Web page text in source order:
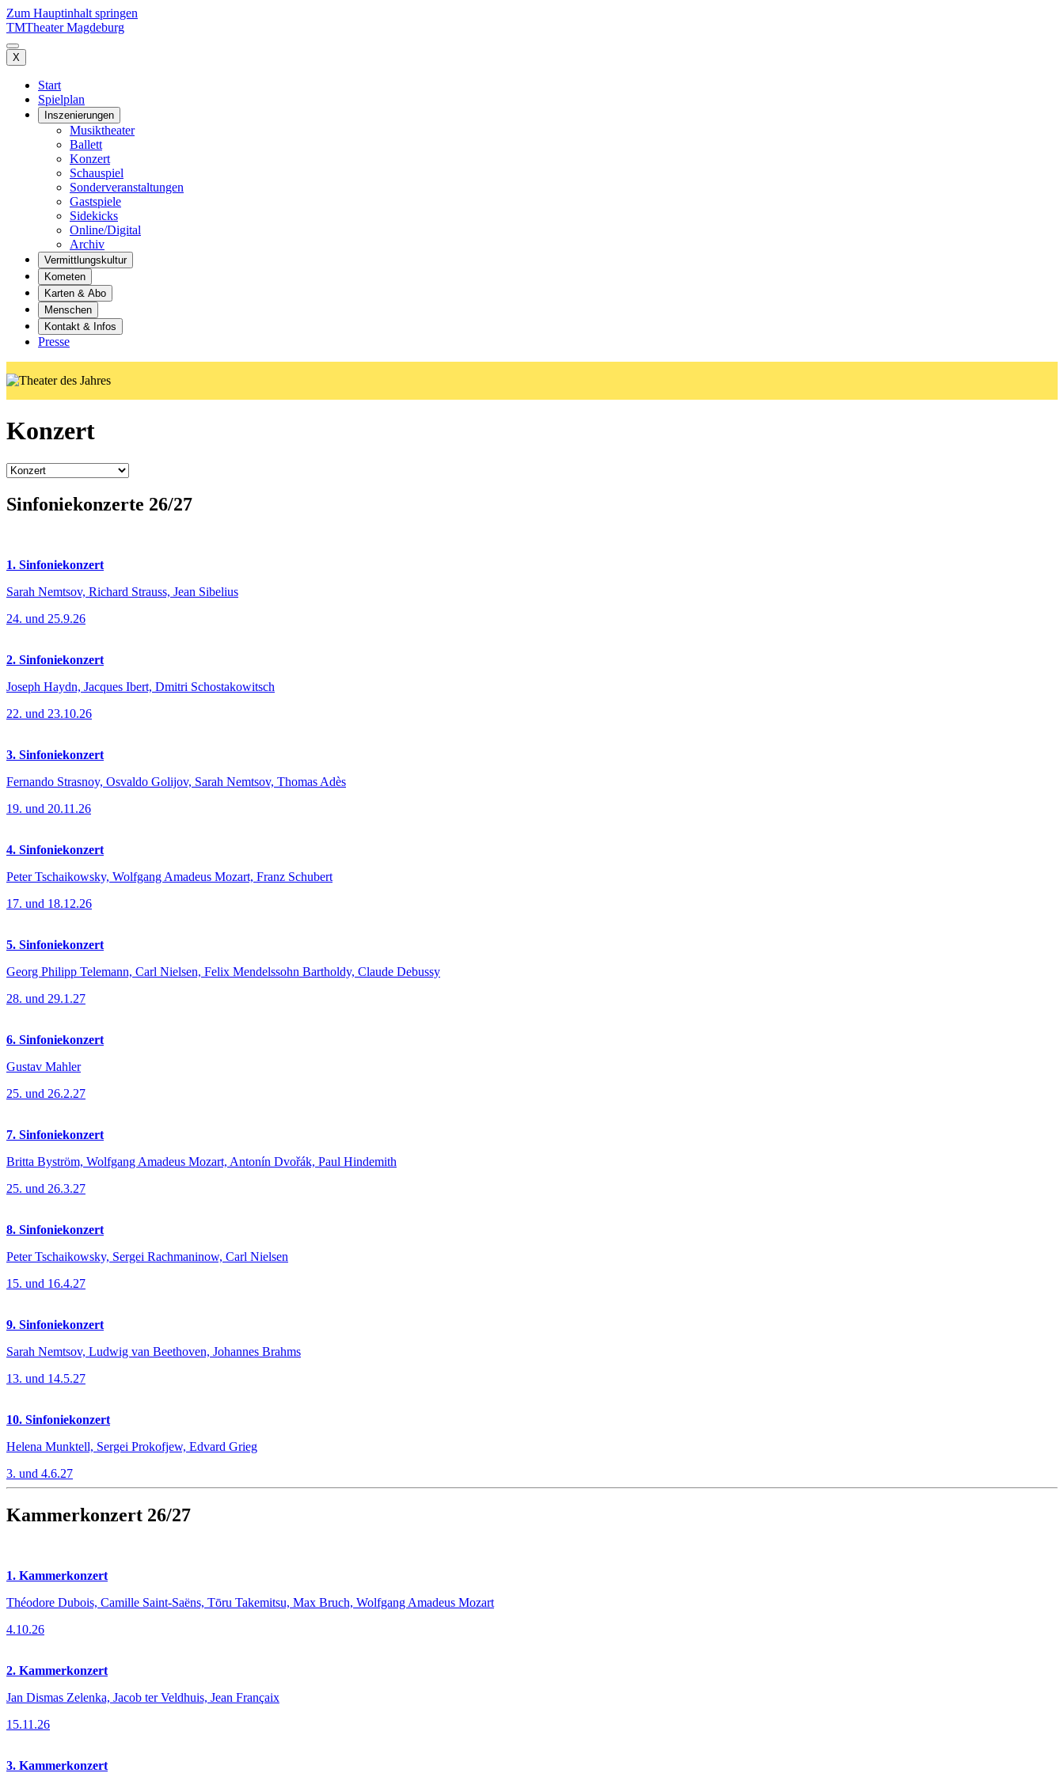
Zum Hauptinhalt springen
TMTheater Magdeburg
X
Start
Spielplan
Inszenierungen
Musiktheater
Ballett
Konzert
Schauspiel
Sonderveranstaltungen
Gastspiele
Sidekicks
Online/Digital
Archiv
Vermittlungskultur
Kometen
Karten & Abo
Menschen
Kontakt & Infos
Presse
Konzert
Sinfoniekonzerte 26/27
1. Sinfoniekonzert
Sarah Nemtsov, Richard Strauss, Jean Sibelius
24. und 25.9.26
2. Sinfoniekonzert
Joseph Haydn, Jacques Ibert, Dmitri Schostakowitsch
22. und 23.10.26
3. Sinfoniekonzert
Fernando Strasnoy, Osvaldo Golijov, Sarah Nemtsov, Thomas Adès
19. und 20.11.26
4. Sinfoniekonzert
Peter Tschaikowsky, Wolfgang Amadeus Mozart, Franz Schubert
17. und 18.12.26
5. Sinfoniekonzert
Georg Philipp Telemann, Carl Nielsen, Felix Mendelssohn Bartholdy, Claude Debussy
28. und 29.1.27
6. Sinfoniekonzert
Gustav Mahler
25. und 26.2.27
7. Sinfoniekonzert
Britta Byström, Wolfgang Amadeus Mozart, Antonín Dvořák, Paul Hindemith
25. und 26.3.27
8. Sinfoniekonzert
Peter Tschaikowsky, Sergei Rachmaninow, Carl Nielsen
15. und 16.4.27
9. Sinfoniekonzert
Sarah Nemtsov, Ludwig van Beethoven, Johannes Brahms
13. und 14.5.27
10. Sinfoniekonzert
Helena Munktell, Sergei Prokofjew, Edvard Grieg
3. und 4.6.27
Kammerkonzert 26/27
1. Kammerkonzert
Théodore Dubois, Camille Saint-Saëns, Tōru Takemitsu, Max Bruch, Wolfgang Amadeus Mozart
4.10.26
2. Kammerkonzert
Jan Dismas Zelenka, Jacob ter Veldhuis, Jean Françaix
15.11.26
3. Kammerkonzert